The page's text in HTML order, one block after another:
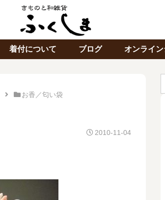
着付について ブログ オンライ
お香／匂い袋
2010-11-04